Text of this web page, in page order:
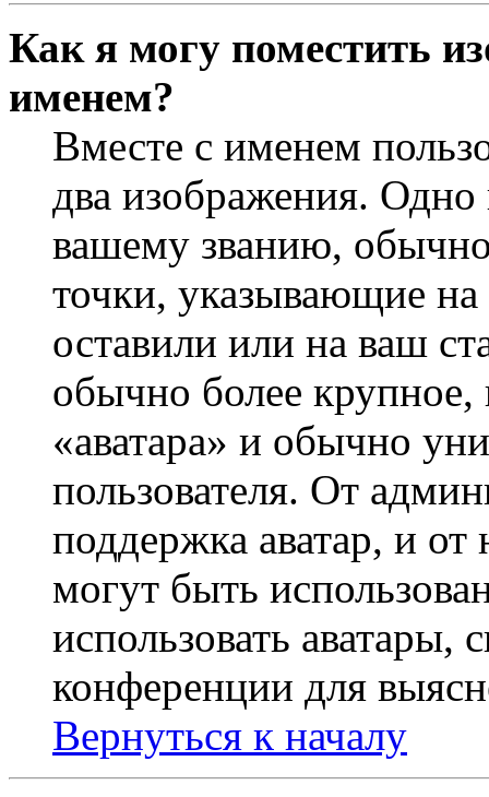
Как я могу поместить
именем?
Вместе с именем
два изображения.
вашему званию, обычно
точки, указывающие
оставили или на ваш
обычно более крупное,
«аватара» и обычно
пользователя. От
поддержка аватар, и от
могут быть
использовать аватары,
конференции для
Вернуться к началу